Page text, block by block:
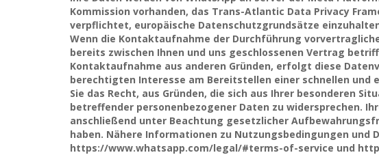
Kommission vorhanden, das Trans-Atlantic Data Privacy
verpflichtet, europäische Datenschutzgrundsätze
Wenn die Kontaktaufnahme der Durchführung
bereits zwischen Ihnen und uns geschlossenen Vertrag
Kontaktaufnahme aus anderen Gründen, erfolgt diese
berechtigten Interesse am Bereitstellen einer schnellen und
Sie das Recht, aus Gründen, die sich aus Ihrer besonderen
betreffender personenbezogener Daten zu widersprechen.
anschließend unter Beachtung gesetzlicher
haben. Nähere Informationen zu Nutzungsbedingungen und
https://www.whatsapp.com/legal/#terms-of-service und